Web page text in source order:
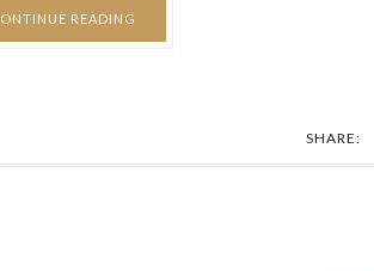
READING
SHARE: